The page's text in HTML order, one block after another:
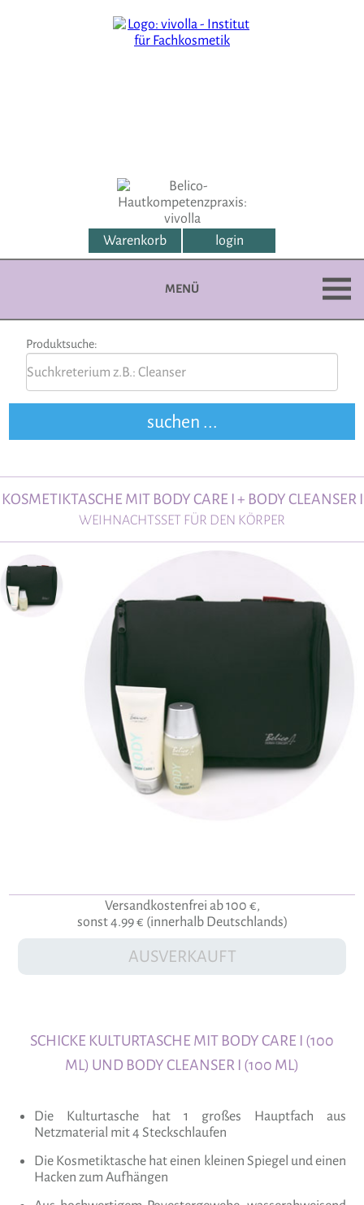
Warenkorb login
MENÜ
Produktsuche:
KOSMETIKTASCHE MIT BODY CARE I + BODY CLEANSER I
WEIHNACHTSSET FÜR DEN KÖRPER
Versandkostenfrei ab 100 €,
sonst 4.99 € (innerhalb Deutschlands)
AUSVERKAUFT
SCHICKE KULTURTASCHE MIT BODY CARE I (100
ML) UND BODY CLEANSER I (100 ML)
Die Kulturtasche hat 1 großes Hauptfach aus
Netzmaterial mit 4 Steckschlaufen
Die Kosmetiktasche hat einen kleinen Spiegel und einen
Hacken zum Aufhängen